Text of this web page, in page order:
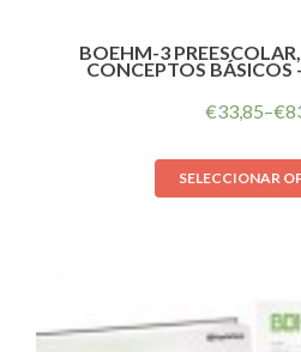
BOEHM-3
CONCEPTOS BÁSICOS
€33,85–€
SELECCIONAR